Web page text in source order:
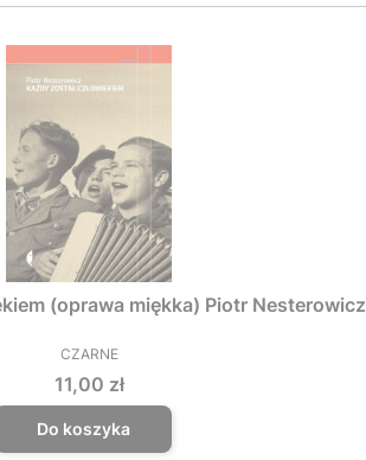
(oprawa miękka) Piotr Nesterowicz
PRODUCENT
CZARNE
Cena
11,00 zł
Do koszyka